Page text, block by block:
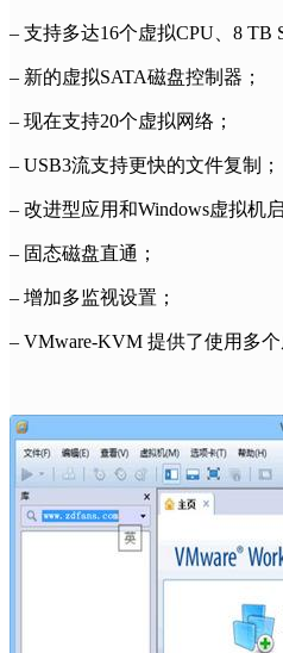
– 支持多达16个虚拟CPU、8 TB
– 新的虚拟SATA磁盘控制器；
– 现在支持20个虚拟网络；
– USB3流支持更快的文件复制；
– 改进型应用和Windows虚拟机
– 固态磁盘直通；
– 增加多监视设置；
– VMware-KVM 提供了使用多个